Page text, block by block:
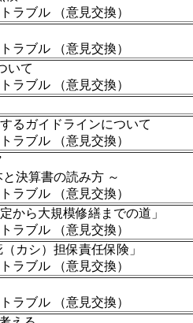
ラブル （意見交換）
ラブル （意見交換）
いて
ラブル （意見交換）
るガイドラインについて
ラブル （意見交換）
算書の読み方 ～
ラブル （意見交換）
から大規模修繕までの道」
ラブル （意見交換）
カシ）担保責任保険」
ラブル （意見交換）
ラブル （意見交換）